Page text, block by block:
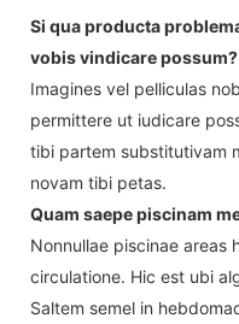
Si qua producta
vobis vindicare possum?
Imagines vel pelliculas
permittere ut iudicare
tibi partem substitutivam
novam tibi petas.
Quam saepe piscinam
Nonnullae piscinae areas
circulatione. Hic est ubi
Saltem semel in